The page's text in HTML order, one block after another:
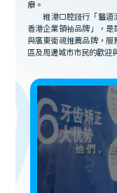
療。
維港口腔踐行「醫道
香港企業領袖品牌」，
與廣東衛視推薦品牌，
區及周邊城市市民的歡迎